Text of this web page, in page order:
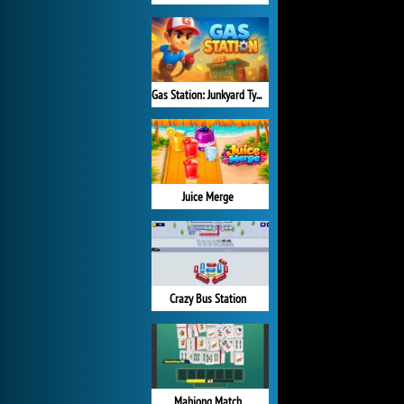
Gas Station: Junkyard Tycoon
Juice Merge
Crazy Bus Station